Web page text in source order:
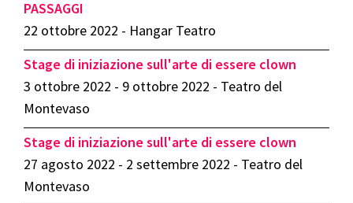
PASSAGGI
22 ottobre 2022 - Hangar Teatro
Stage di iniziazione sull'arte di essere clown
3 ottobre 2022 - 9 ottobre 2022 - Teatro del
Montevaso
Stage di iniziazione sull'arte di essere clown
27 agosto 2022 - 2 settembre 2022 - Teatro del
Montevaso